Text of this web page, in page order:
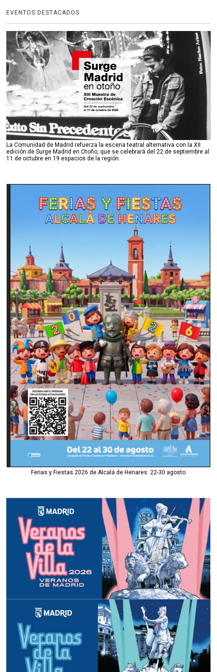
EVENTOS DESTACADOS
La Comunidad de Madrid refuerza la escena teatral alternativa con la XII
edición de Surge Madrid en Otoño, que se celebrará del 22 de septiembre al
11 de octubre en 19 espacios de la región.
Ferias y Fiestas 2026 de Alcalá de Henares: 22-30 agosto